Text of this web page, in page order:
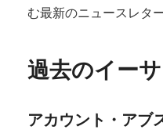
む最新のニュースレタ
過去のイー
アカウント・アブ